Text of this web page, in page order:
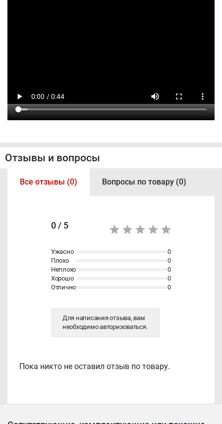
Отзывы и вопросы
Все отзывы (0) Вопросы по товару (0)
Пока никто не оставил отзыв по товару.
0 / 5
Ужасно
0
Плохо
0
Неплохо
0
Хорошо
0
Отлично
0
Для написания отзыва, вам
необходимоавторизоваться.